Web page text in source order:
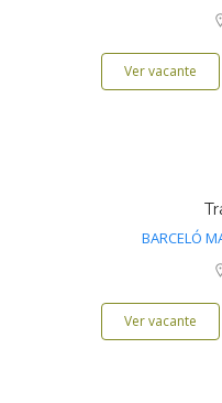
Ver vacante
BARCELÓ
Ver vacante